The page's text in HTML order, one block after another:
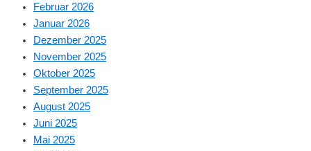
Februar 2026
Januar 2026
Dezember 2025
November 2025
Oktober 2025
September 2025
August 2025
Juni 2025
Mai 2025